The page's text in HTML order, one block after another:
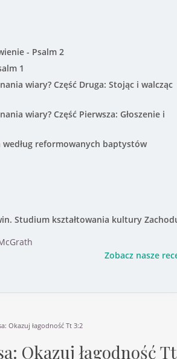
- Psalm 2
1
wiary? Część Druga: Stojąc i walcząc
wiary? Część Pierwsza: Głoszenie i
według reformowanych baptystów
Studium kształtowania kultury
Zobacz nasze
Okazuj łagodność Tt 3:2
Okazuj łagodność Tt